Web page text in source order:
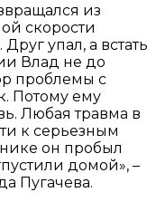
из
скорости
упал, а встать
Влад не до
проблемы с
Потому ему
Любая травма в
к серьезным
он пробыл
домой», –
Пугачева.